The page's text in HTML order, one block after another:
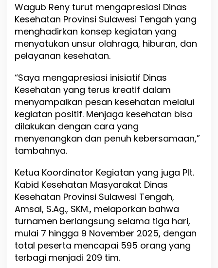
Wagub Reny turut mengapresiasi Dinas
Kesehatan Provinsi Sulawesi Tengah yang
menghadirkan konsep kegiatan yang
menyatukan unsur olahraga, hiburan, dan
pelayanan kesehatan.
“Saya mengapresiasi inisiatif Dinas
Kesehatan yang terus kreatif dalam
menyampaikan pesan kesehatan melalui
kegiatan positif. Menjaga kesehatan bisa
dilakukan dengan cara yang
menyenangkan dan penuh kebersamaan,”
tambahnya.
Ketua Koordinator Kegiatan yang juga Plt.
Kabid Kesehatan Masyarakat Dinas
Kesehatan Provinsi Sulawesi Tengah,
Amsal, S.Ag., SKM., melaporkan bahwa
turnamen berlangsung selama tiga hari,
mulai 7 hingga 9 November 2025, dengan
total peserta mencapai 595 orang yang
terbagi menjadi 209 tim.